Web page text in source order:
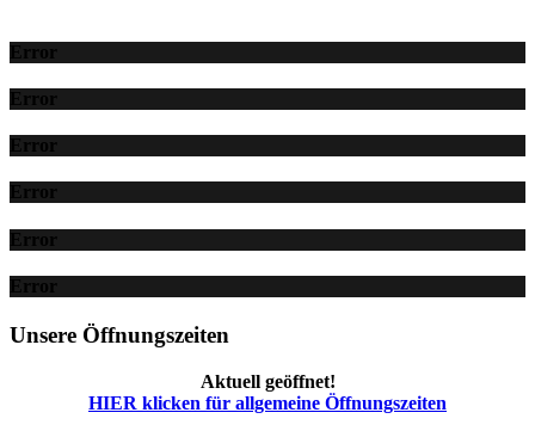
Error
Error
Error
Error
Error
Error
Unsere Öffnungszeiten
Aktuell geöffnet!
HIER klicken für allgemeine Öffnungszeiten